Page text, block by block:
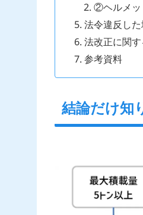
②ヘルメッ
法令違反し
法改正に関
参考資料
結論だけ知